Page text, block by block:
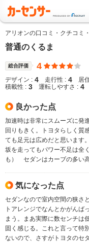
アリオンの口コミ・クチコミ
普通のくるま
総合評価 4
デザイン : 4 走行性 : 4 居
積載性 : 3 運転しやすさ : 4
良かった点
加速時は非常にスムーズに発
回りもきく。トヨタらしく質
ても足元は広めだと思います
坂を走ってもパワー不足は全
も） セダンはカーブの多い
気になった点
セダンなので室内空間の狭さ
トアレンジでなんとかがんば
まう。まあ実際に数センチは
固く感じる。これと言って特
ないので、さすがトヨタのセ